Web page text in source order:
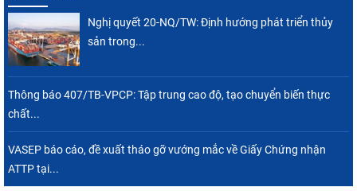
Nghị quyết 20-NQ/TW: Định hướng phát triển thủy
sản trong...
Thông báo 407/TB-VPCP: Tập trung cao độ, tạo chuyển biến thực
chất...
VASEP báo cáo, đề xuất tháo gỡ vướng mắc về Giấy Chứng nhận
ATTP tại...